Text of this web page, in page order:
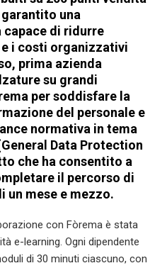
una
di ridurre
i costi organizzativi
prima azienda
su grandi
per soddisfare la
del personale e
normativa in tema
Data Protection
che ha consentito a
il percorso di
un mese e mezzo.
con Fòrema è stata
e-learning. Ogni dipendente
di 30 minuti ciascuno, con